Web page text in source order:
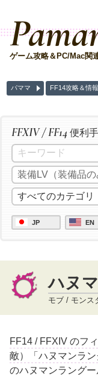
ゲーム攻略＆PC/Mac関
パママ FF14攻略＆情報
FFXIV / FF14 便利
JP EN
ハヌ
モブ / モンス
FF14 / FFXIV のフ
敵）「ハヌマンラ
のハヌマンラング